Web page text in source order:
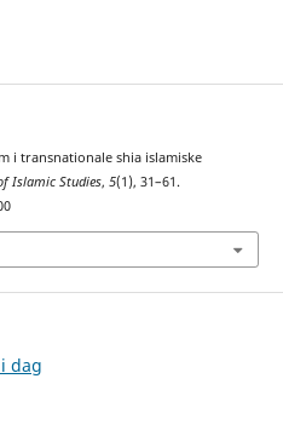
i transnationale shia islamiske
Islamic Studies, 5(1), 31–61.
dag